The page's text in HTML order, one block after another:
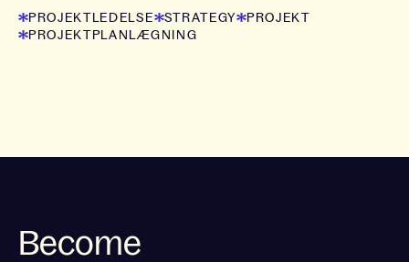
PROJEKTLEDELSE STRATEGY
PROJEKT
PROJEKTPLANLÆGNING
Become